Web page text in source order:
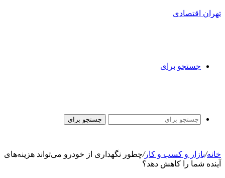
تهران اقتصادی
جستجو برای
جستجو برای
خانه/بازار و کسب و کار/چطور نگهداری از خودرو می‌تواند هزینه‌های
آینده شما را کاهش دهد؟